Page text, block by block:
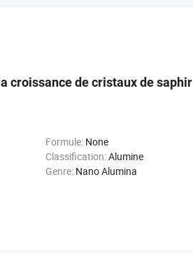
croissance de cristaux de saphir
Formule: None
Classification:Alumine
Genre: Nano Alumina